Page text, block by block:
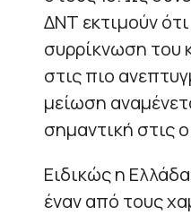
ΔΝΤ εκτιμούν
συρρίκνωση του
στις πιο
μείωση
σημαντική στις
Ειδικώς η
έναν από τους